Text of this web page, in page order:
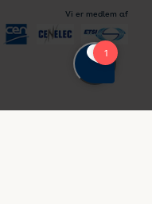
Vi er medlem af